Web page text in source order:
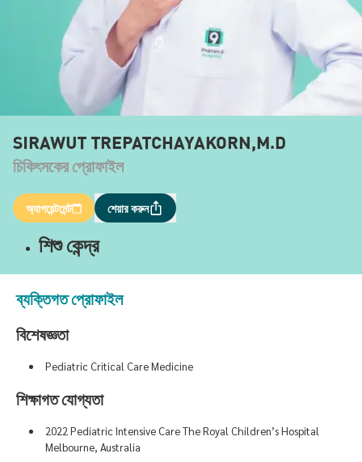
SIRAWUT TREPATCHAYAKORN,M.D
চিকিৎসকের প্রোফাইল
অ্যাপয়েন্টমেন্ট শেয়ার করুন
শিশু কেন্দ্র
ব্যক্তিগত প্রোফাইল
বিশেষজ্ঞতা
Pediatric Critical Care Medicine
শিক্ষাগত যোগ্যতা
2022 Pediatric Intensive Care The Royal Children’s Hospital
Melbourne, Australia